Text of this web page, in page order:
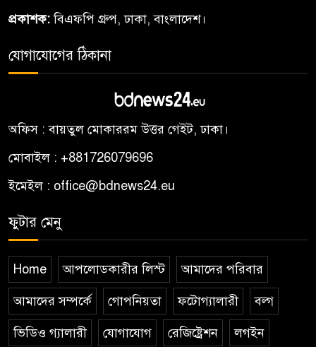
প্রকাশক:বিএফপি গ্রুপ, ঢাকা, বাংলাদেশ।
যোগাযোগের ঠিকানা
অফিস : বায়তুল মোকাররম উত্তর গেইট, ঢাকা।
মোবাইল : +881726079696
ইমেইল : office@bdnews24.eu
ফুটার মেনু
Home আপলোডকারীর লিস্ট আমাদের পরিবার
আমাদের সম্পর্কে গোপনিয়তা ফটোগ্যালারী বল্গ
ভিডিও গ্যালারী যোগাযোগ রেজিষ্ট্রেশন লগইন